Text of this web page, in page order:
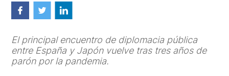
Noticias
El principal encuentro de diplomacia pública
entre España y Japón vuelve tras tres años de
parón por la pandemia.